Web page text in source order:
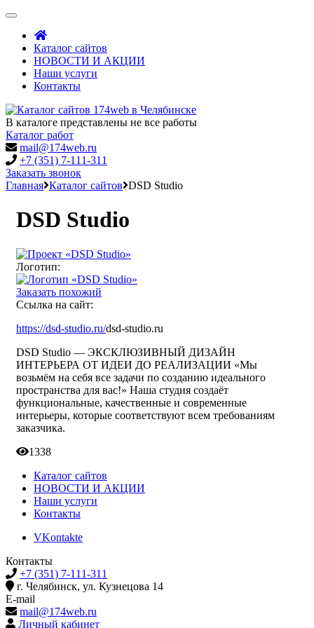
Toggle
navigation
Каталог сайтов
НОВОСТИ И АКЦИИ
Наши услуги
Контакты
В каталоге представлены не все работы
Каталог работ
mail@174web.ru
+7 (351) 7-111-311
Заказать звонок
Главная Каталог сайтов DSD Studio
DSD Studio
Логотип:
Заказать похожий
Ссылка на сайт:
https://dsd-studio.ru/dsd-studio.ru
DSD Studio — ЭКСКЛЮЗИВНЫЙ ДИЗАЙН
ИНТЕРЬЕРА ОТ ИДЕИ ДО РЕАЛИЗАЦИИ «Мы
возьмём на себя все задачи по созданию идеального
пространства для вас!» Наша студия создаёт
функциональные, качественные и современные
интерьеры, которые соответствуют всем требованиям
заказчика.
1338
Каталог сайтов
НОВОСТИ И АКЦИИ
Наши услуги
Контакты
VKontakte
Контакты
+7 (351) 7-111-311
г. Челябинск, ул. Кузнецова 14
E-mail
mail@174web.ru
Личный кабинет